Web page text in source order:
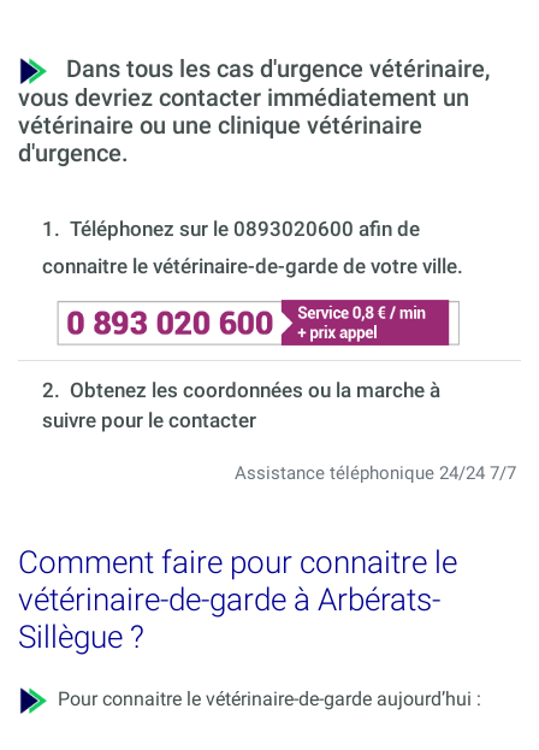
Dans tous les cas d'urgence vétérinaire,
vous devriez contacter immédiatement un
vétérinaire ou une clinique vétérinaire
d'urgence.
1. Téléphonez sur le 0893020600 afin de
connaitre le vétérinaire-de-garde de votre ville.
2. Obtenez les coordonnées ou la marche à
suivre pour le contacter
Assistance téléphonique 24/24 7/7
Comment faire pour connaitre le
vétérinaire-de-garde à Arbérats-
Sillègue ?
Pour connaitre le vétérinaire-de-garde aujourd’hui :